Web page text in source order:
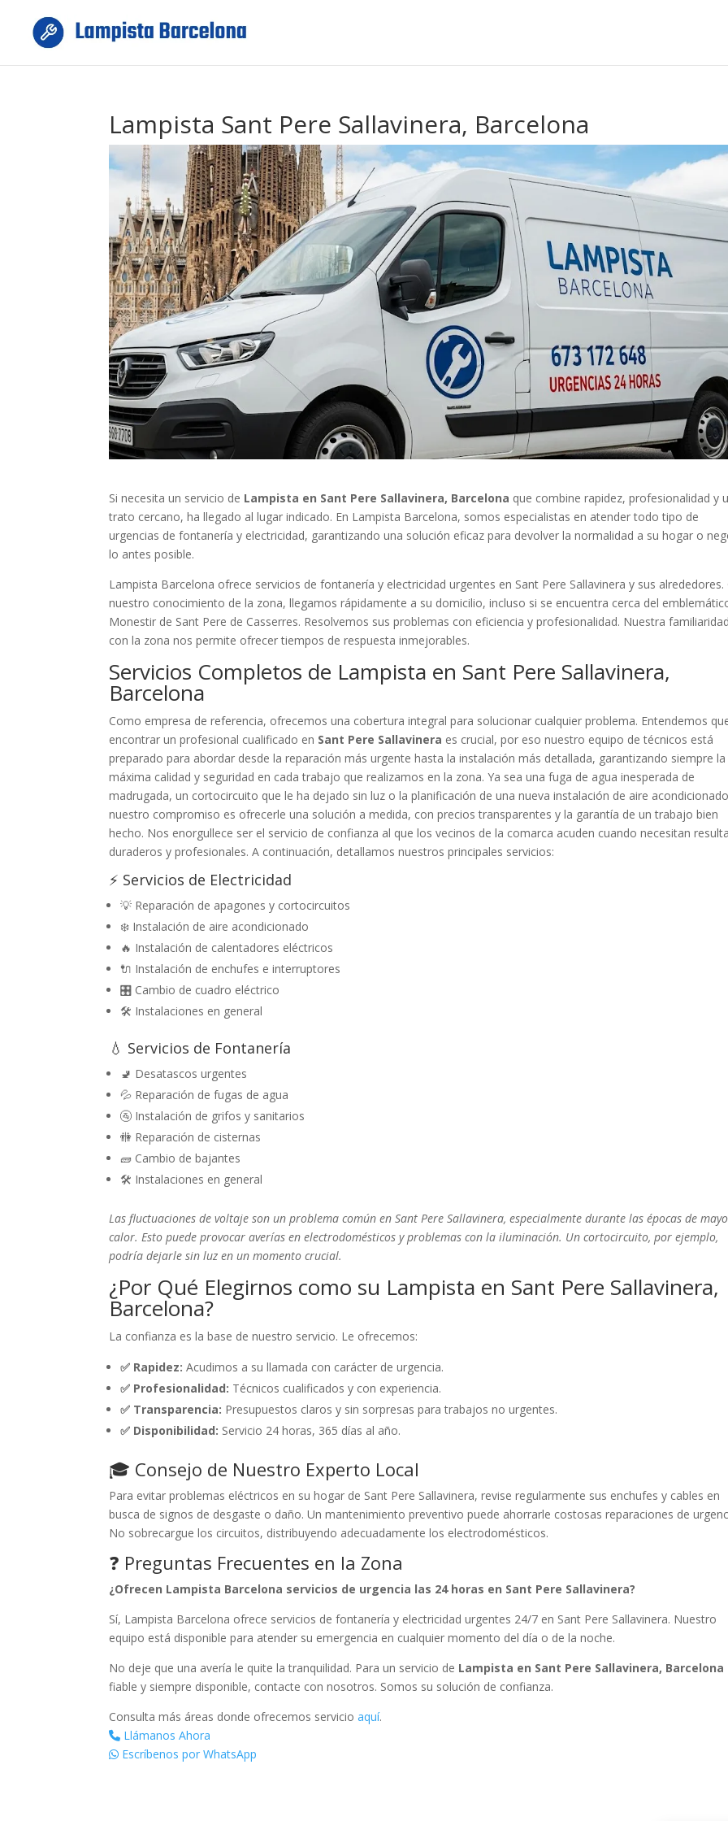
Lampista Sant Pere Sallavinera, Barcelona
Si necesita un servicio de Lampista en Sant Pere Sallavinera, Barcelona que combine rapidez, profesionalidad y
trato cercano, ha llegado al lugar indicado. En Lampista Barcelona, somos especialistas en atender todo tipo de
urgencias de fontanería y electricidad, garantizando una solución eficaz para devolver la normalidad a su hogar o
lo antes posible.
Lampista Barcelona ofrece servicios de fontanería y electricidad urgentes en Sant Pere Sallavinera y sus alrededores.
nuestro conocimiento de la zona, llegamos rápidamente a su domicilio, incluso si se encuentra cerca del
Monestir de Sant Pere de Casserres. Resolvemos sus problemas con eficiencia y profesionalidad. Nuestra
con la zona nos permite ofrecer tiempos de respuesta inmejorables.
Servicios Completos de Lampista en Sant Pere Sallavinera,
Barcelona
Como empresa de referencia, ofrecemos una cobertura integral para solucionar cualquier problema. Entendemos
encontrar un profesional cualificado en Sant Pere Sallavinera es crucial, por eso nuestro equipo de técnicos está
preparado para abordar desde la reparación más urgente hasta la instalación más detallada, garantizando siempre la
máxima calidad y seguridad en cada trabajo que realizamos en la zona. Ya sea una fuga de agua inesperada de
madrugada, un cortocircuito que le ha dejado sin luz o la planificación de una nueva instalación de aire
nuestro compromiso es ofrecerle una solución a medida, con precios transparentes y la garantía de un trabajo bien
hecho. Nos enorgullece ser el servicio de confianza al que los vecinos de la comarca acuden cuando necesitan
duraderos y profesionales. A continuación, detallamos nuestros principales servicios:
⚡ Servicios de Electricidad
💡 Reparación de apagones y cortocircuitos
❄️ Instalación de aire acondicionado
🔥 Instalación de calentadores eléctricos
🔌 Instalación de enchufes e interruptores
🎛️ Cambio de cuadro eléctrico
🛠️ Instalaciones en general
💧 Servicios de Fontanería
🚽 Desatascos urgentes
💦 Reparación de fugas de agua
🚰 Instalación de grifos y sanitarios
🚻 Reparación de cisternas
🧱 Cambio de bajantes
🛠️ Instalaciones en general
Las fluctuaciones de voltaje son un problema común en Sant Pere Sallavinera, especialmente durante las épocas de
calor. Esto puede provocar averías en electrodomésticos y problemas con la iluminación. Un cortocircuito, por ejemplo,
podría dejarle sin luz en un momento crucial.
¿Por Qué Elegirnos como su Lampista en Sant Pere Sallavinera,
Barcelona?
La confianza es la base de nuestro servicio. Le ofrecemos:
✅ Rapidez: Acudimos a su llamada con carácter de urgencia.
✅ Profesionalidad: Técnicos cualificados y con experiencia.
✅ Transparencia: Presupuestos claros y sin sorpresas para trabajos no urgentes.
✅ Disponibilidad: Servicio 24 horas, 365 días al año.
🎓 Consejo de Nuestro Experto Local
Para evitar problemas eléctricos en su hogar de Sant Pere Sallavinera, revise regularmente sus enchufes y cables en
busca de signos de desgaste o daño. Un mantenimiento preventivo puede ahorrarle costosas reparaciones de
No sobrecargue los circuitos, distribuyendo adecuadamente los electrodomésticos.
❓ Preguntas Frecuentes en la Zona
¿Ofrecen Lampista Barcelona servicios de urgencia las 24 horas en Sant Pere Sallavinera?
Sí, Lampista Barcelona ofrece servicios de fontanería y electricidad urgentes 24/7 en Sant Pere Sallavinera. Nuestro
equipo está disponible para atender su emergencia en cualquier momento del día o de la noche.
No deje que una avería le quite la tranquilidad. Para un servicio de Lampista en Sant Pere Sallavinera, Barcelona
fiable y siempre disponible, contacte con nosotros. Somos su solución de confianza.
Consulta más áreas donde ofrecemos servicioaquí.
Llámanos Ahora
Escríbenos por WhatsApp